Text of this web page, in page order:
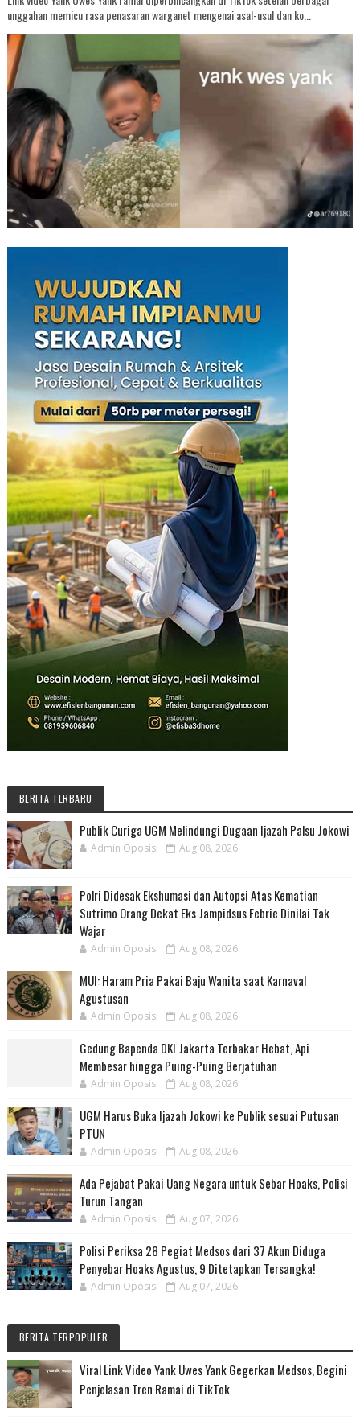
unggahan memicu rasa penasaran warganet mengenai asal-usul dan ko...
BERITA TERBARU
Publik Curiga UGM Melindungi Dugaan Ijazah Palsu Jokowi
Admin Oposisi Aug 08, 2026
Polri Didesak Ekshumasi dan Autopsi Atas Kematian
Sutrimo Orang Dekat Eks Jampidsus Febrie Dinilai Tak
Wajar
Admin Oposisi Aug 08, 2026
MUI: Haram Pria Pakai Baju Wanita saat Karnaval
Agustusan
Admin Oposisi Aug 08, 2026
Gedung Bapenda DKI Jakarta Terbakar Hebat, Api
Membesar hingga Puing-Puing Berjatuhan
Admin Oposisi Aug 08, 2026
UGM Harus Buka Ijazah Jokowi ke Publik sesuai Putusan
PTUN
Admin Oposisi Aug 08, 2026
Ada Pejabat Pakai Uang Negara untuk Sebar Hoaks, Polisi
Turun Tangan
Admin Oposisi Aug 07, 2026
Polisi Periksa 28 Pegiat Medsos dari 37 Akun Diduga
Penyebar Hoaks Agustus, 9 Ditetapkan Tersangka!
Admin Oposisi Aug 07, 2026
BERITA TERPOPULER
Viral Link Video Yank Uwes Yank Gegerkan Medsos, Begini
Penjelasan Tren Ramai di TikTok